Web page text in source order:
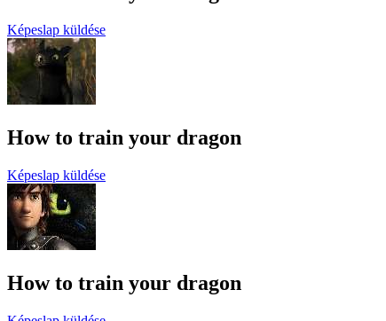
Képeslap küldése
How to train your dragon
Képeslap küldése
How to train your dragon